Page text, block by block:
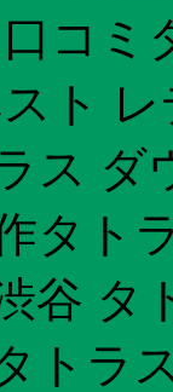
コ
ト
ス
タト
谷 タ
トラ